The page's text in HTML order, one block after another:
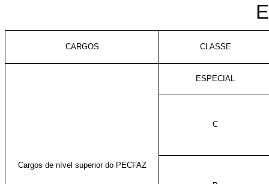
CARGOS CLASSE
Cargos de nível superior do PECFAZ
ESPECIAL
C